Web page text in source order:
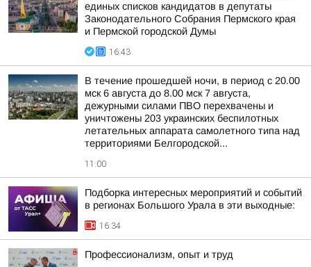
единых списков кандидатов в депутаты
Законодательного Собрания Пермского края
и Пермской городской Думы
16:43
В течение прошедшей ночи, в период с 20.00
мск 6 августа до 8.00 мск 7 августа,
дежурными силами ПВО перехвачены и
уничтожены 203 украинских беспилотных
летательных аппарата самолетного типа над
территориями Белгородской...
11:00
Подборка интересных мероприятий и событий
в регионах Большого Урала в эти выходные:
16:34
Профессионализм, опыт и труд